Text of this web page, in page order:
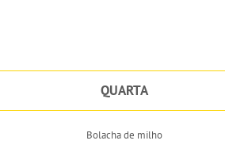
QUARTA
Bolacha de milho